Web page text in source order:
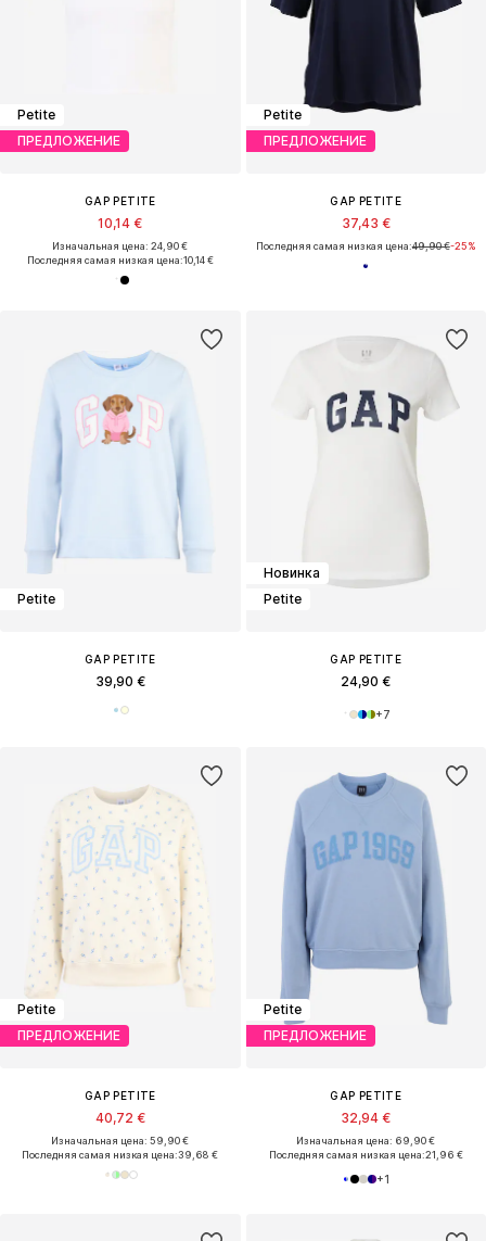
Petite
ПРЕДЛОЖЕНИЕ
GAP PETITE
10,14 €
Изначальная цена: 24,90 €
Последняя самая низкая цена:10,14 €
Petite
ПРЕДЛОЖЕНИЕ
GAP PETITE
37,43 €
Последняя самая низкая цена:49,90 €-25%
Petite
GAP PETITE
39,90 €
Новинка
Petite
GAP PETITE
24,90 €
+7
Petite
ПРЕДЛОЖЕНИЕ
GAP PETITE
40,72 €
Изначальная цена: 59,90 €
Последняя самая низкая цена:39,68 €
Petite
ПРЕДЛОЖЕНИЕ
GAP PETITE
32,94 €
Изначальная цена: 69,90 €
Последняя самая низкая цена:21,96 €
+1